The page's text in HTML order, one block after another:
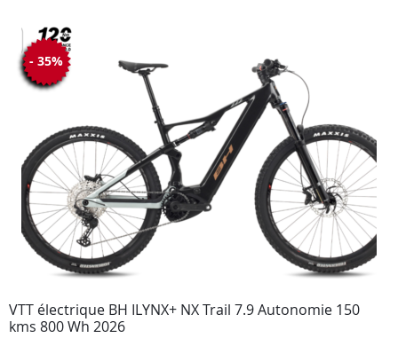
VTT électrique BH ILYNX+ NX Trail 7.9 Autonomie 150
kms 800 Wh 2026
- 35%